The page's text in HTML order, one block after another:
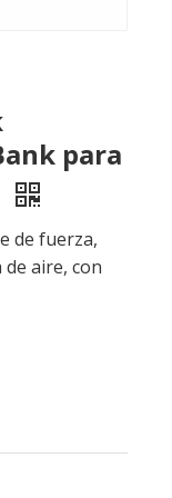
para
de fuerza,
aire, con